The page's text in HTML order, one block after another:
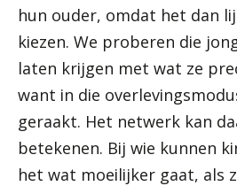
hun ouder, omdat het dan
kiezen. We proberen die
laten krijgen met wat ze
want in die
geraakt. Het netwerk kan
betekenen. Bij wie kunnen
het wat moeilijker gaat, als